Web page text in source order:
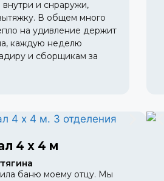
и снраружи,
В общем много
на удивление держит
каждую неделю
и сборщикам за
4 х 4 м
баню моему отцу. Мы